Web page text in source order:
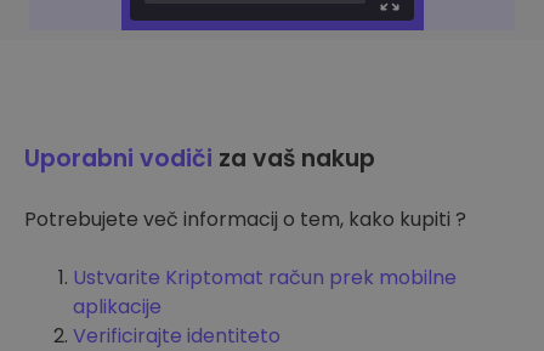
Uporabni vodiči za vaš nakup
Potrebujete več informacij o tem, kako kupiti ?
Ustvarite Kriptomat račun prek mobilne
aplikacije
Verificirajte identiteto